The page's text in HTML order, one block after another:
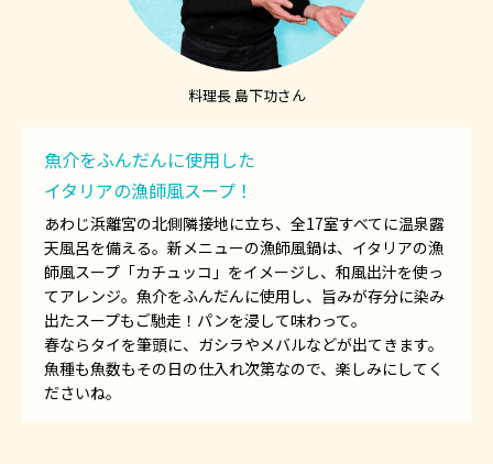
料理長 島下功さん
魚介をふんだんに使用した
イタリアの漁師風スープ！
あわじ浜離宮の北側隣接地に立ち、全17室すべてに温泉露
天風呂を備える。新メニューの漁師風鍋は、イタリアの漁
師風スープ「カチュッコ」をイメージし、和風出汁を使っ
てアレンジ。魚介をふんだんに使用し、旨みが存分に染み
出たスープもご馳走！パンを浸して味わって。
春ならタイを筆頭に、ガシラやメバルなどが出てきます。
魚種も魚数もその日の仕入れ次第なので、楽しみにしてく
ださいね。